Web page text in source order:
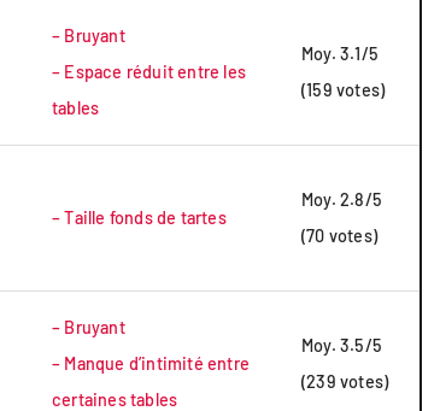
– Bruyant
– Espace réduit entre les
tables
Moy. 3.1/5
(159 votes)
– Taille fonds de tartes
Moy. 2.8/5
(70 votes)
– Bruyant
– Manque d’intimité entre
certaines tables
Moy. 3.5/5
(239 votes)